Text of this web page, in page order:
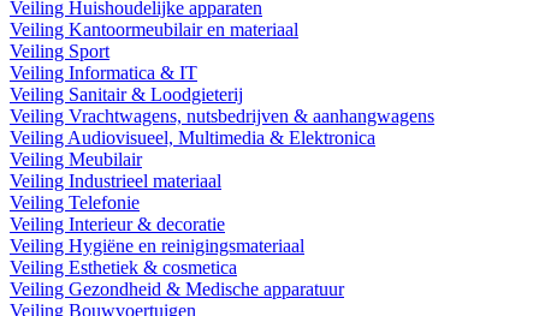
Veiling Huishoudelijke apparaten
Veiling Kantoormeubilair en materiaal
Veiling Sport
Veiling Informatica & IT
Veiling Sanitair & Loodgieterij
Veiling Vrachtwagens, nutsbedrijven & aanhangwagens
Veiling Audiovisueel, Multimedia & Elektronica
Veiling Meubilair
Veiling Industrieel materiaal
Veiling Telefonie
Veiling Interieur & decoratie
Veiling Hygiëne en reinigingsmateriaal
Veiling Esthetiek & cosmetica
Veiling Gezondheid & Medische apparatuur
Veiling Bouwvoertuigen